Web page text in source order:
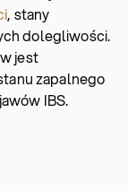
, stany
dolegliwości.
jest
zapalnego
IBS.